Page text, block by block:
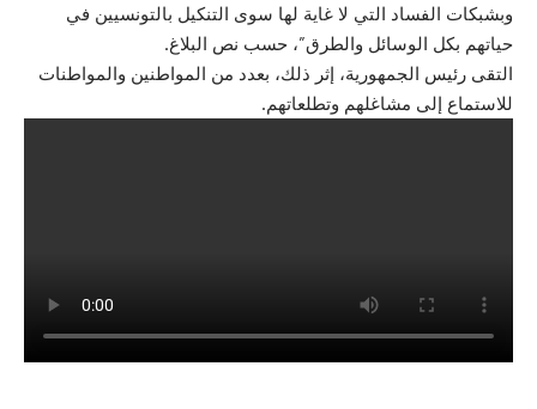
وبشبكات الفساد التي لا غاية لها سوى التنكيل بالتونسيين في
حياتهم بكل الوسائل والطرق”، حسب نص البلاغ.
التقى رئيس الجمهورية، إثر ذلك، بعدد من المواطنين والمواطنات
للاستماع إلى مشاغلهم وتطلعاتهم.